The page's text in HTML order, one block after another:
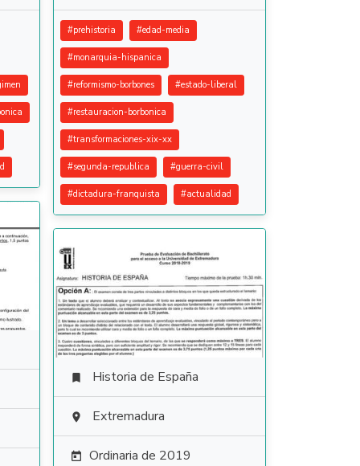
#prehistoria #edad-media
#monarquia-hispanica
#reformismo-borbones #estado-liberal
#restauracion-borbonica
#transformaciones-xix-xx
#segunda-republica #guerra-civil
#dictadura-franquista #actualidad
 Historia de España
 Extremadura
 Ordinaria de 2019